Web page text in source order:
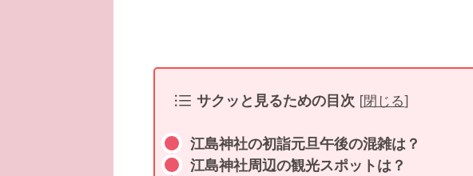
サクッと見るための目次 [閉じる]
江島神社の初詣元旦午後の混雑は？
江島神社周辺の観光スポットは？